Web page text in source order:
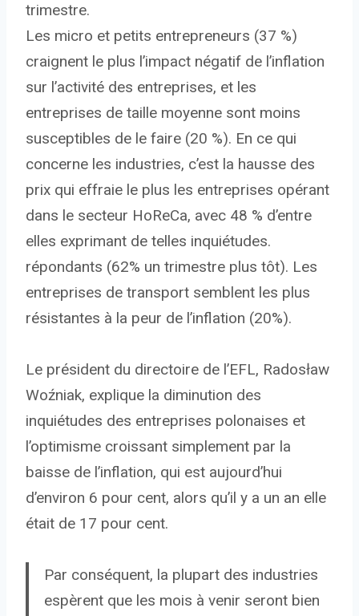
trimestre.
Les micro et petits entrepreneurs (37 %)
craignent le plus l’impact négatif de l’inflation
sur l’activité des entreprises, et les
entreprises de taille moyenne sont moins
susceptibles de le faire (20 %). En ce qui
concerne les industries, c’est la hausse des
prix qui effraie le plus les entreprises opérant
dans le secteur HoReCa, avec 48 % d’entre
elles exprimant de telles inquiétudes.
répondants (62% un trimestre plus tôt). Les
entreprises de transport semblent les plus
résistantes à la peur de l’inflation (20%).
Le président du directoire de l’EFL, Radosław
Woźniak, explique la diminution des
inquiétudes des entreprises polonaises et
l’optimisme croissant simplement par la
baisse de l’inflation, qui est aujourd’hui
d’environ 6 pour cent, alors qu’il y a un an elle
était de 17 pour cent.
Par conséquent, la plupart des industries
espèrent que les mois à venir seront bien